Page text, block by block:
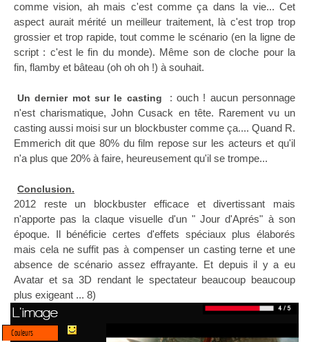
comme vision, ah mais c'est comme ça dans la vie... Cet
aspect aurait mérité un meilleur traitement, là c'est trop trop
grossier et trop rapide, tout comme le scénario (en la ligne de
script : c'est le fin du monde). Même son de cloche pour la
fin, flamby et bâteau (oh oh oh !) à souhait.
Un dernier mot sur le casting
: ouch ! aucun personnage
n'est charismatique, John Cusack en tête. Rarement vu un
casting aussi moisi sur un blockbuster comme ça.... Quand R.
Emmerich dit que 80% du film repose sur les acteurs et qu'il
n'a plus que 20% à faire, heureusement qu'il se trompe...
Conclusion.
2012 reste un blockbuster efficace et divertissant mais
n'apporte pas la claque visuelle d'un " Jour d'Aprés" à son
époque. Il bénéficie certes d'effets spéciaux plus élaborés
mais cela ne suffit pas à compenser un casting terne et une
absence de scénario assez effrayante. Et depuis il y a eu
Avatar et sa 3D rendant le spectateur beaucoup beaucoup
plus exigeant ... 8)
L'image
Couleurs